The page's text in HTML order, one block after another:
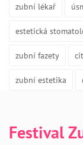
zubní lékař
estetická
zubní fazety
zubní estetika
Festival